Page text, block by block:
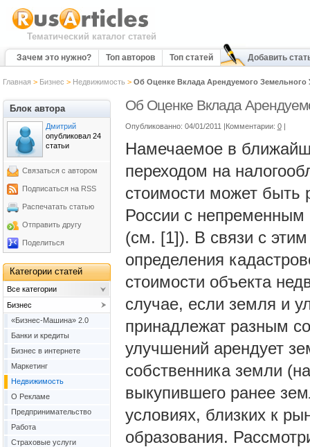
Тематический каталог статей
Зачем это нужно? Топ авторов Топ статей Добавить
Главная > Бизнес > Недвижимость > Об Оценке Вклада Арендуемого Земельного
Об Оценке Вклада
Опубликованно: 04/01/2011 |Комментарии: 0|
Намечаемое в
переходом на
стоимости может быть
России с непременным
(см. [1]). В связи с
определения
стоимости объекта
случае, если земля и
принадлежат разным
улучшений арендует
собственника земли
выкупившего ранее
условиях, близких к
образования.
Блок автора
Дмитрий
опубликовал 24
статьи
Связаться с автором
Подписаться на RSS
Распечатать статью
Отправить другу
Поделиться
Категории статей
Все категории
Бизнес
«Бизнес-Машина» 2.0
Банки и кредиты
Бизнес в интернете
Маркетинг
Недвижимость
О Рекламе
Предпринимательство
Работа
Страховые услуги